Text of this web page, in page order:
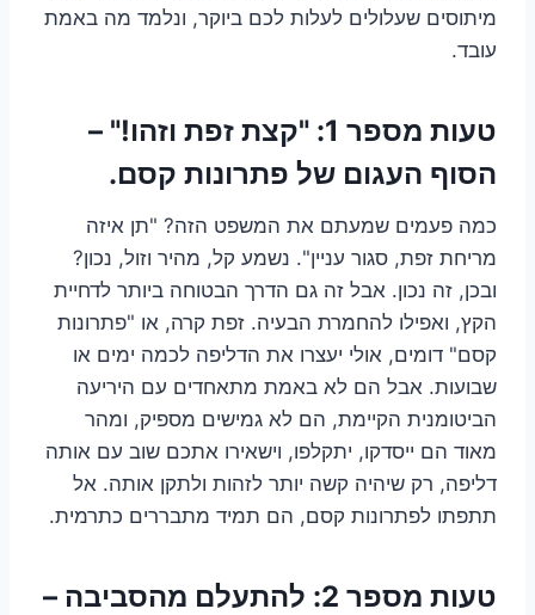
מיתוסים שעלולים לעלות לכם ביוקר, ונלמד מה באמת
עובד.
טעות מספר 1: "קצת זפת וזהו!" –
הסוף העגום של פתרונות קסם.
כמה פעמים שמעתם את המשפט הזה? "תן איזה
מריחת זפת, סגור עניין". נשמע קל, מהיר וזול, נכון?
ובכן, זה נכון. אבל זה גם הדרך הבטוחה ביותר לדחיית
הקץ, ואפילו להחמרת הבעיה. זפת קרה, או "פתרונות
קסם" דומים, אולי יעצרו את הדליפה לכמה ימים או
שבועות. אבל הם לא באמת מתאחדים עם היריעה
הביטומנית הקיימת, הם לא גמישים מספיק, ומהר
מאוד הם ייסדקו, יתקלפו, וישאירו אתכם שוב עם אותה
דליפה, רק שיהיה קשה יותר לזהות ולתקן אותה. אל
תתפתו לפתרונות קסם, הם תמיד מתבררים כתרמית.
טעות מספר 2: להתעלם מהסביבה –